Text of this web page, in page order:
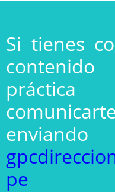
Si tienes
práctica
pe